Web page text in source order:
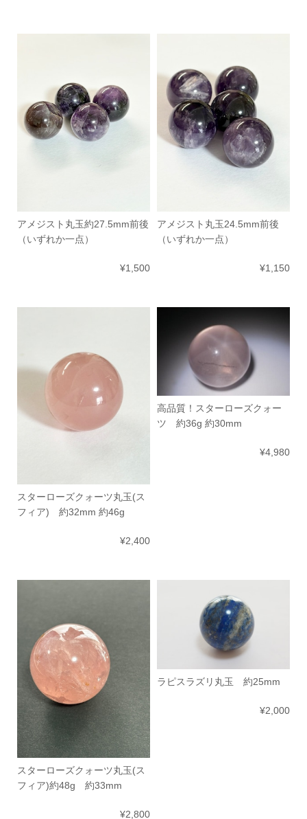
アメジスト丸玉約27.5mm前後
（いずれか一点）
¥1,500
アメジスト丸玉24.5mm前後
（いずれか一点）
¥1,150
スターローズクォーツ丸玉(ス
フィア) 約32mm 約46g
¥2,400
高品質！スターローズクォー
ツ 約36g 約30mm
¥4,980
スターローズクォーツ丸玉(ス
フィア)約48g 約33mm
¥2,800
ラピスラズリ丸玉 約25mm
¥2,000